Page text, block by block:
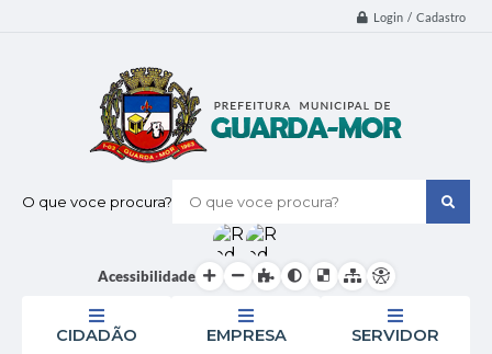
Login / Cadastro
O que voce procura?
Acessibilidade
CIDADÃO EMPRESA SERVIDOR